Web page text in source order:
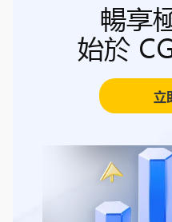
暢享
始於
立